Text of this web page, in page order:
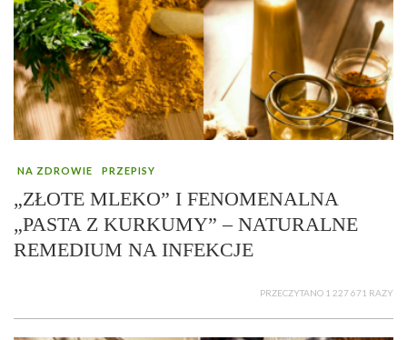
NA ZDROWIE PRZEPISY
„ZŁOTE MLEKO” I FENOMENALNA
„PASTA Z KURKUMY” – NATURALNE
REMEDIUM NA INFEKCJE
PRZECZYTANO 1 227 671 RAZY